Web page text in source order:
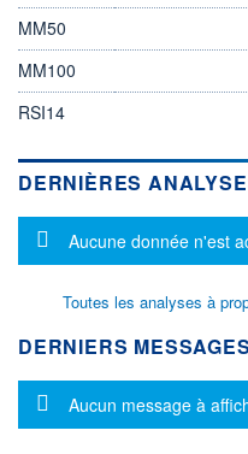
MM50
MM100
RSI14
DERNIÈRES
Message
Aucune donnée n'est
Toutes les analyses à
DERNIERS
Message
Aucun message à